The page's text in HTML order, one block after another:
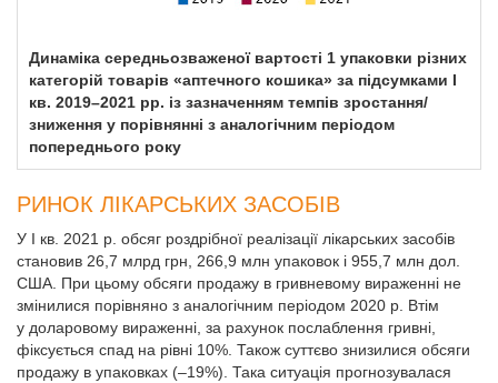
Динаміка середньозваженої вартості 1 упаковки різних
категорій товарів «аптечного кошика» за підсумками І
кв. 2019–2021 рр. із зазначенням темпів зростання/
зниження у порівнянні з аналогічним періодом
попереднього року
РИНОК ЛІКАРСЬКИХ ЗАСОБІВ
У І кв. 2021 р. обсяг роздрібної реалізації лікарських засобів
становив 26,7 млрд грн, 266,9 млн упаковок і 955,7 млн дол.
США. При цьому обсяги продажу в гривневому вираженні не
змінилися порівняно з аналогічним періодом 2020 р. Втім
у доларовому вираженні, за рахунок послаблення гривні,
фіксується спад на рівні 10%. Також суттєво знизилися обсяги
продажу в упаковках (–19%). Така ситуація прогнозувалася